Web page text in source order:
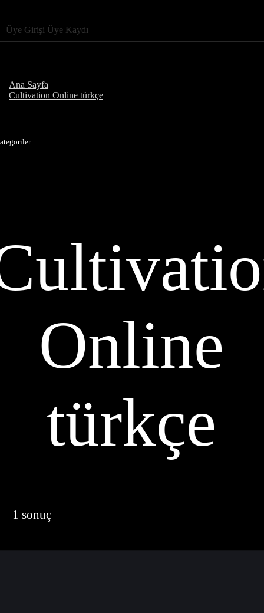
Üye Girişi Üye Kaydı
Ana Sayfa
Cultivation Online türkçe
Online
türkçe
1 sonuç